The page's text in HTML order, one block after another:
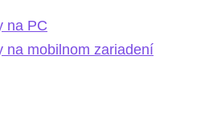
na PC
na mobilnom zariadení